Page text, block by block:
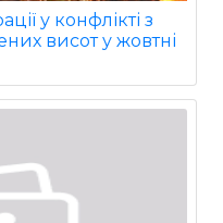
у конфлікті з
висот у жовтні